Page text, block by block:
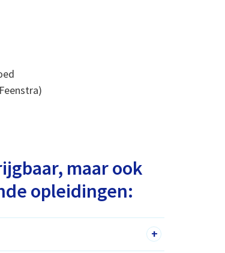
maar ook
opleidingen:
+